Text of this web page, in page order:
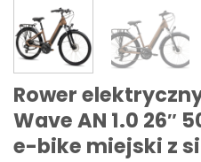
Rower
Wave AN 1.0 26″
e-bike miejski z